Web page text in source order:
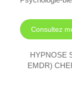
Consultez
HYPNOSE
EMDR)